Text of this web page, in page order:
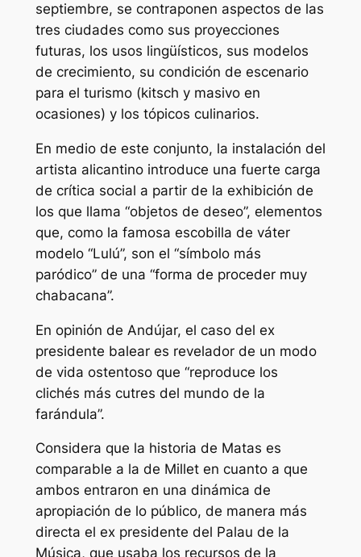
septiembre, se contraponen aspectos de las
tres ciudades como sus proyecciones
futuras, los usos lingüísticos, sus modelos
de crecimiento, su condición de escenario
para el turismo (kitsch y masivo en
ocasiones) y los tópicos culinarios.
En medio de este conjunto, la instalación del
artista alicantino introduce una fuerte carga
de crítica social a partir de la exhibición de
los que llama “objetos de deseo”, elementos
que, como la famosa escobilla de váter
modelo “Lulú”, son el “símbolo más
paródico” de una “forma de proceder muy
chabacana”.
En opinión de Andújar, el caso del ex
presidente balear es revelador de un modo
de vida ostentoso que “reproduce los
clichés más cutres del mundo de la
farándula”.
Considera que la historia de Matas es
comparable a la de Millet en cuanto a que
ambos entraron en una dinámica de
apropiación de lo público, de manera más
directa el ex presidente del Palau de la
Música, que usaba los recursos de la